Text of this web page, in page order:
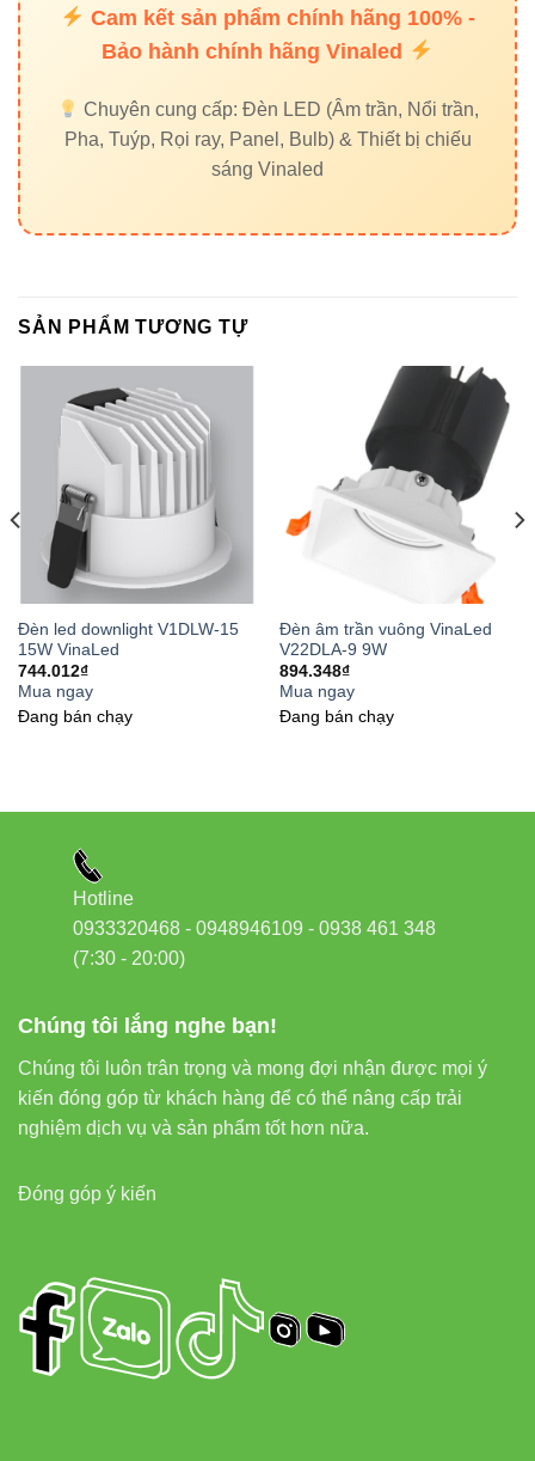
Đối tác uy tín:
Thiết bị điện VIKI
Liên hệ mua hàng chính hãng
Đèn led Vinaled
37C Street No. 1, Long Trường Ward, Thủ Đức City,
Website:Đèn led Vinaled
Cam kết sản phẩm chính hãng 100% -
Bảo hành chính hãng Vinaled
Chuyên cung cấp: Đèn LED (Âm trần, Nổi trần,
Pha, Tuýp, Rọi ray, Panel, Bulb) & Thiết bị chiếu
sáng Vinaled
SẢN PHẨM TƯƠNG TỰ
Đèn led downlight V1DLW-15
15W VinaLed
744.012₫
Mua ngay
Đang bán chạy
Đèn âm trần vuông VinaLed
V22DLA-9 9W
894.348₫
Mua ngay
Đang bán chạy
Chúng tôi lắng nghe bạn!
Chúng tôi luôn trân trọng và mong đợi nhận được mọi ý
kiến đóng góp từ khách hàng để có thể nâng cấp trải
nghiệm dịch vụ và sản phẩm tốt hơn nữa.
Đóng góp ý kiến
Hotline
0933320468 - 0948946109 - 0938 461 348
(7:30 - 20:00)